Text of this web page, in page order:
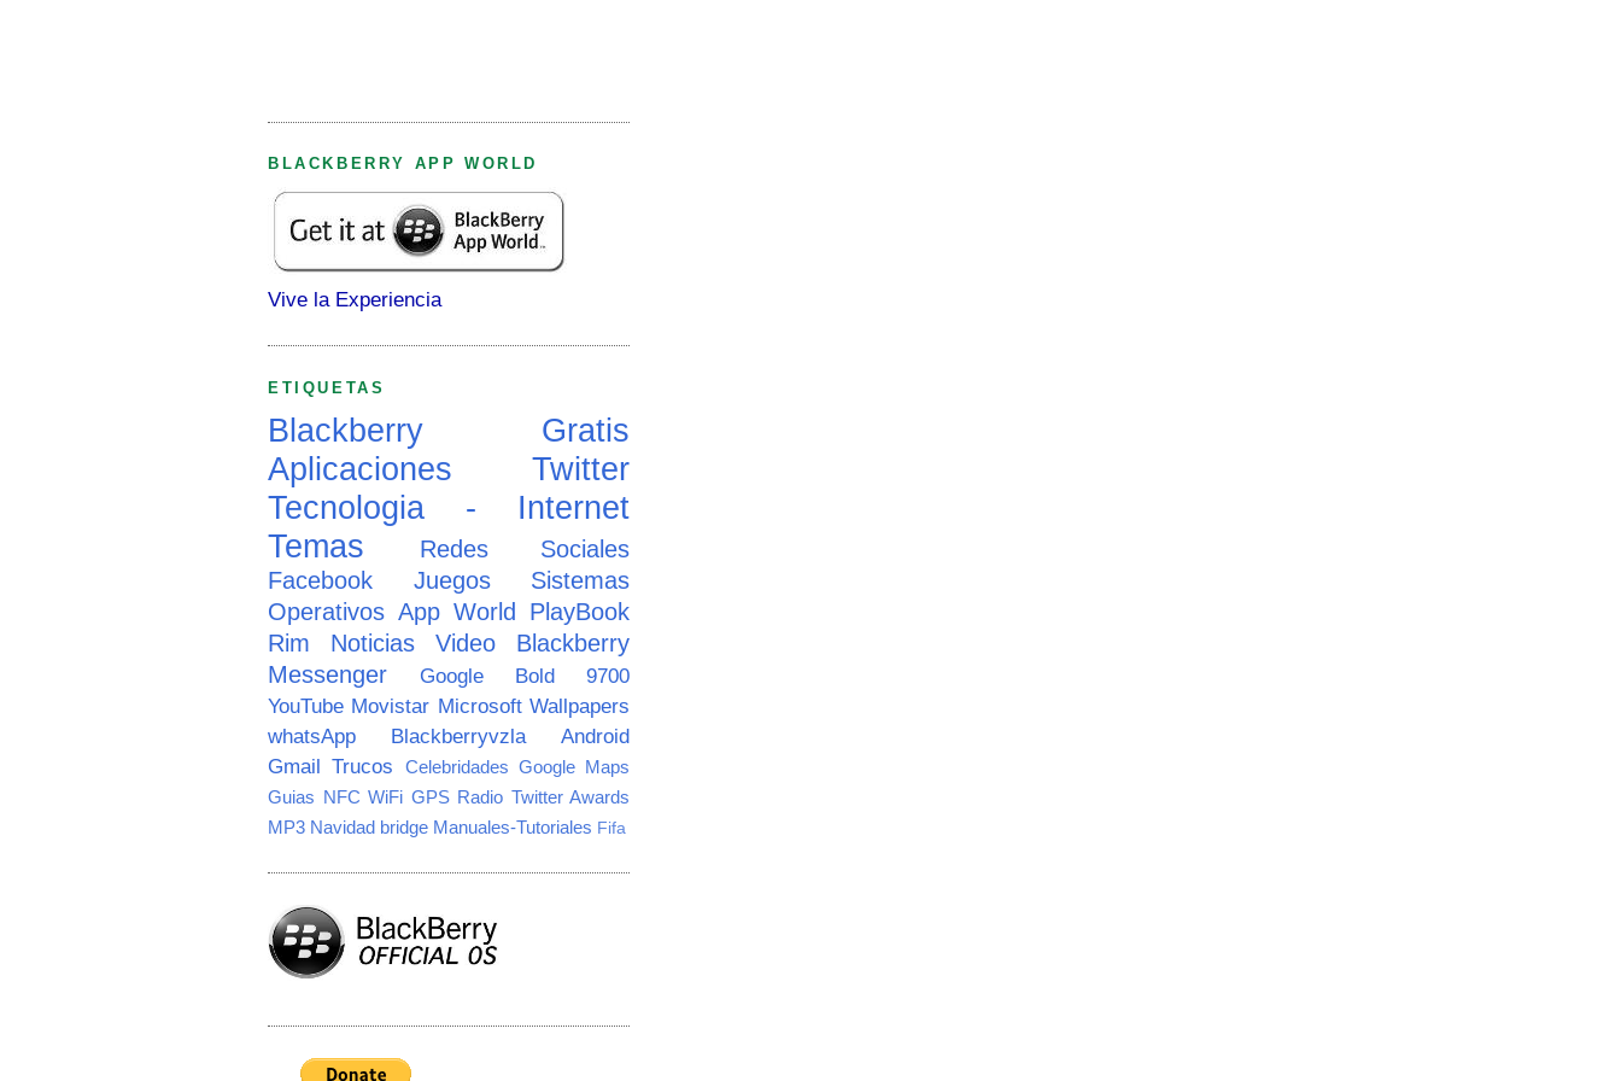
BLACKBERRY APP WORLD
Vive la Experiencia
ETIQUETAS
Blackberry
Gratis
Aplicaciones
Twitter
Tecnologia - Internet
Temas
Redes Sociales
Facebook
Juegos
Sistemas
Operativos App World PlayBook
Rim
Noticias Video
Blackberry
Messenger
Google
Bold 9700
YouTube Movistar Microsoft Wallpapers
whatsApp
Blackberryvzla
Android
Gmail Trucos Celebridades Google Maps
Guias NFC WiFi GPS Radio Twitter Awards
MP3 Navidad bridge Manuales-Tutoriales Fifa